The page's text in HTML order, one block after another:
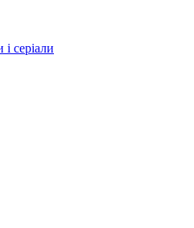
і серіали